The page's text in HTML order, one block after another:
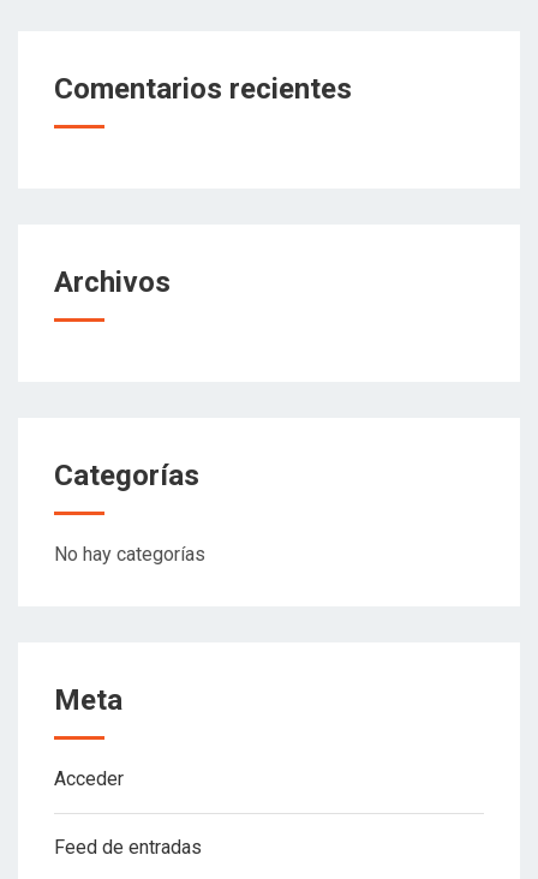
Comentarios recientes
Archivos
Categorías
No hay categorías
Meta
Acceder
Feed de entradas